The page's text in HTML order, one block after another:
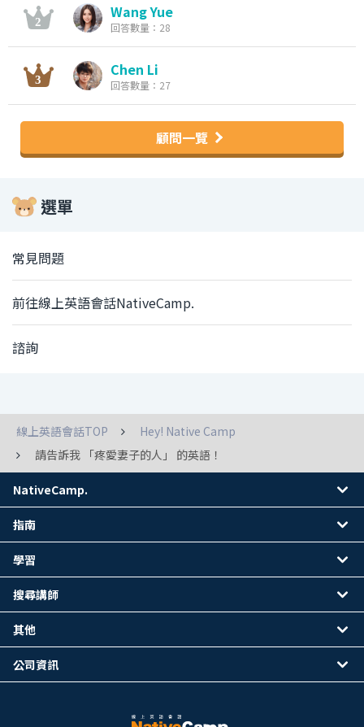
Wang Yue
回答數量：28
Chen Li
回答數量：27
顧問一覽
選單
常見問題
前往線上英語會話NativeCamp.
諮詢
線上英語會話TOP
Hey! Native Camp
請告訴我 「疼愛妻子的人」 的英語！
NativeCamp.
指南
學習
搜尋講師
其他
公司資訊